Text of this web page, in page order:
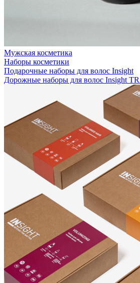
Мужская косметика
Наборы косметики
Подарочные наборы для волос Insight
Дорожные наборы для волос Insight